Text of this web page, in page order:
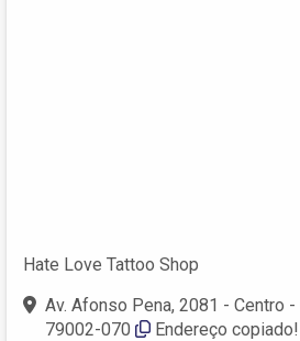
Hate Love Tattoo Shop
Av. Afonso Pena, 2081 - Centro
79002-070
Endereço copiado!